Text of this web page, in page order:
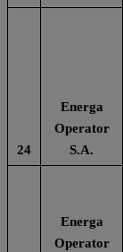
24
Energa
Operator
S.A.
Energa
Operator